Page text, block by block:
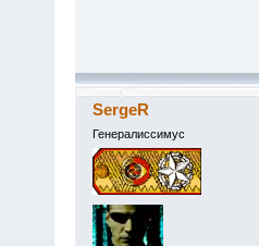
SergeR
Генералиссимус